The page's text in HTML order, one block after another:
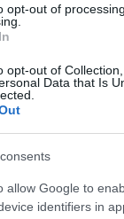
opt-out of
opt-out of
Data that Is
allow Google to
identifiers in
a